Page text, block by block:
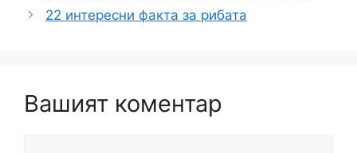
22 интересни факта за рибата
Вашият коментар